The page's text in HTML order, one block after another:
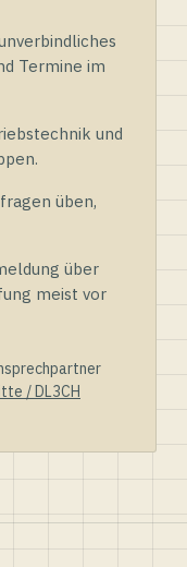
Termine im
und
üben,
über
meist vor
/ DL3CH